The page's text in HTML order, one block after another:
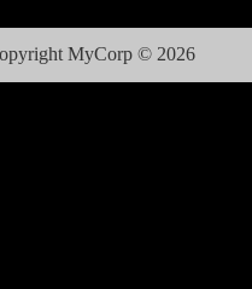
MyCorp © 2026